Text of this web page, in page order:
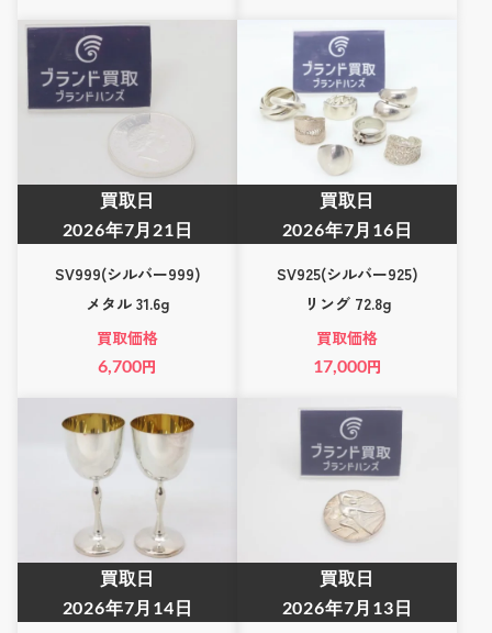
買取日
2026年7月21日
SV999(シルバー999)
メタル 31.6g
買取価格
6,700円
買取日
2026年7月16日
SV925(シルバー925)
リング 72.8g
買取価格
17,000円
買取日
2026年7月14日
買取日
2026年7月13日